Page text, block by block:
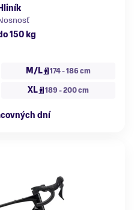
150 kg
M/L 174 - 186 cm
XL 189 - 200 cm
dní